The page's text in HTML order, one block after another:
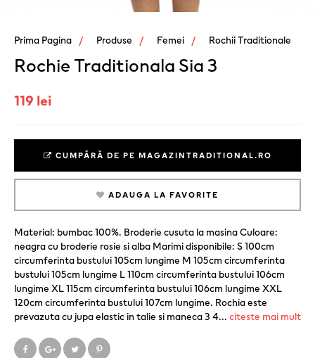
Prima Pagina Produse Femei Rochii Traditionale
Rochie Traditionala Sia 3
119 lei
CUMPĂRĂ DE PE MAGAZINTRADITIONAL.RO
ADAUGA LA FAVORITE
Material: bumbac 100%. Broderie cusuta la masina Culoare:
neagra cu broderie rosie si alba Marimi disponibile: S 100cm
circumferinta bustului 105cm lungime M 105cm circumferinta
bustului 105cm lungime L 110cm circumferinta bustului 106cm
lungime XL 115cm circumferinta bustului 106cm lungime XXL
120cm circumferinta bustului 107cm lungime. Rochia este
prevazuta cu jupa elastic in talie si maneca 3 4... citeste mai mult